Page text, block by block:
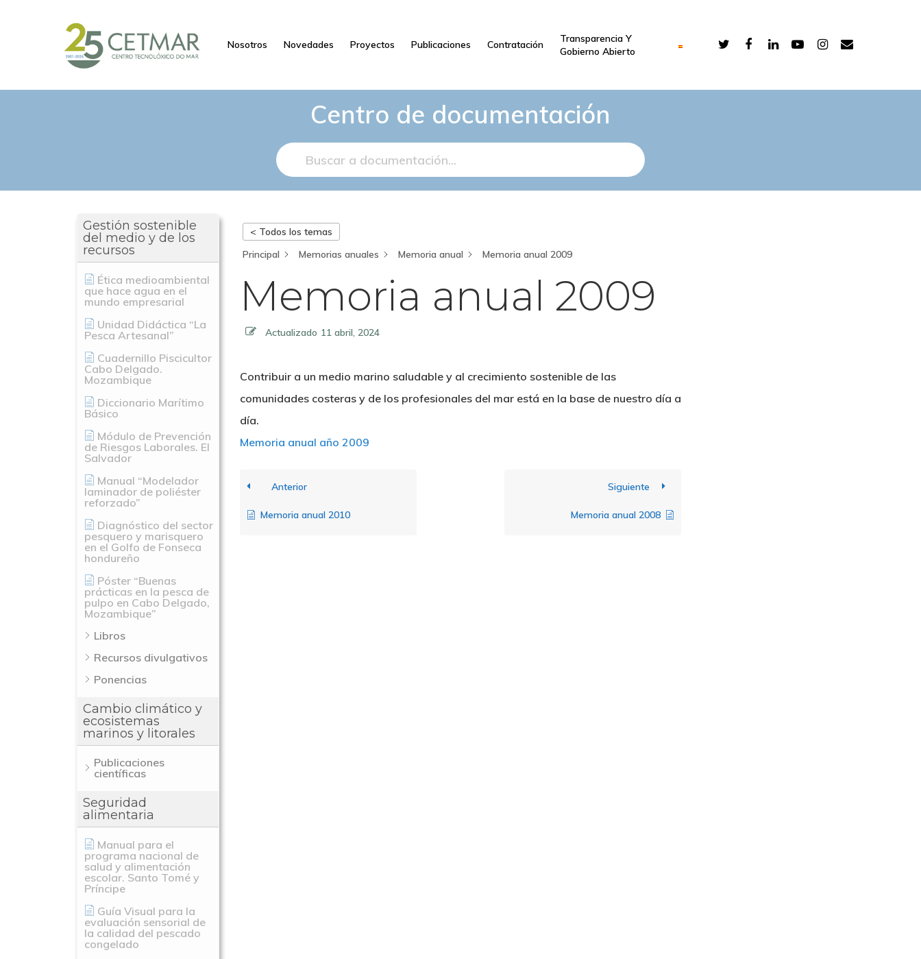
Hit enter to search or ESC to close
Nosotros Novedades Proyectos Publicaciones Contratación
Transparencia Y
Gobierno Abierto
Centro de documentación
Gestión sostenible
del medio y de los
recursos
Ética medioambiental
que hace agua en el
mundo empresarial
Unidad Didáctica “La
Pesca Artesanal”
Cuadernillo Piscicultor
Cabo Delgado.
Mozambique
Diccionario Marítimo
Básico
Módulo de Prevención
de Riesgos Laborales. El
Salvador
Manual “Modelador
laminador de poliéster
reforzado”
Diagnóstico del sector
pesquero y marisquero
en el Golfo de Fonseca
hondureño
Póster “Buenas
prácticas en la pesca de
pulpo en Cabo Delgado,
Mozambique”
Libros
Recursos divulgativos
Ponencias
Cambio climático y
ecosistemas
marinos y litorales
Publicaciones
científicas
Seguridad
alimentaria
Manual para el
programa nacional de
salud y alimentación
escolar. Santo Tomé y
Príncipe
Guía Visual para la
evaluación sensorial de
la calidad del pescado
congelado
< Todos los temas
Principal
Memorias anuales Memoria anual Memoria anual 2009
Memoria anual 2009
Actualizado 11 abril, 2024
Contribuir a un medio marino saludable y al crecimiento sostenible de las
comunidades costeras y de los profesionales del mar está en la base de nuestro día a
día.
Memoria anual año 2009
Anterior
Memoria anual 2010
Siguiente
Memoria anual 2008